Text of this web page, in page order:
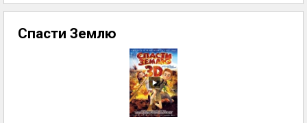
Спасти Землю